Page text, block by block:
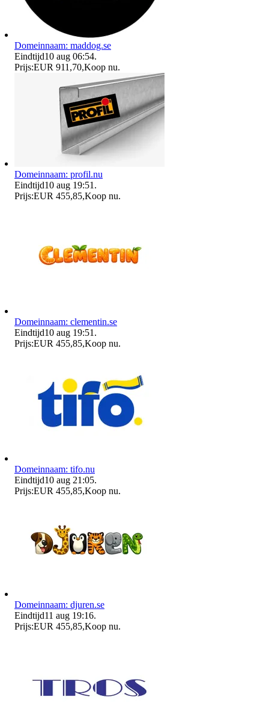
Domeinnaam: maddog.se
Eindtijd10 aug 06:54.
Prijs:EUR 911,70,Koop nu.
Domeinnaam: profil.nu
Eindtijd10 aug 19:51 .
Prijs:EUR 455,85,Koop nu.
Domeinnaam: clementin.se
Eindtijd10 aug 19:51 .
Prijs:EUR 455,85,Koop nu.
Domeinnaam: tifo.nu
Eindtijd10 aug 21:05.
Prijs:EUR 455,85,Koop nu.
Domeinnaam: djuren.se
Eindtijd11 aug 19:16.
Prijs:EUR 455,85,Koop nu.